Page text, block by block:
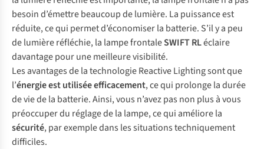
besoin d’émettre beaucoup de lumière. La puissance est
réduite, ce qui permet d’économiser la batterie. S’il y a peu
de lumière réfléchie, la lampe frontaleSWIFT RLéclaire
davantage pour une meilleure visibilité.
Les avantages de la technologie Reactive Lighting sont que
l’énergie est utilisée efficacement, ce qui prolonge la durée
de vie de la batterie. Ainsi, vous n’avez pas non plus à vous
préoccuper du réglage de la lampe, ce qui améliore la
sécurité, par exemple dans les situations techniquement
difficiles.